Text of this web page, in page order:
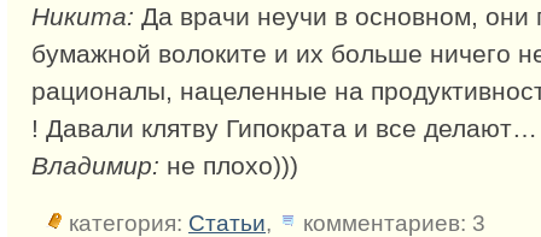
Никита: Да врачи неучи в основном, они
бумажной волоките и их больше ничего
рационалы, нацеленные на
! Давали клятву Гипократа и все делают…
Владимир: не плохо)))
категория: Статьи, комментариев: 3